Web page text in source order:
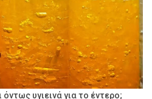
υγιεινά για το έντερο;